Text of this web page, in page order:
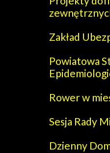
Zakład
Powiatowa
Rower w
Sesja Rady
Dzienny